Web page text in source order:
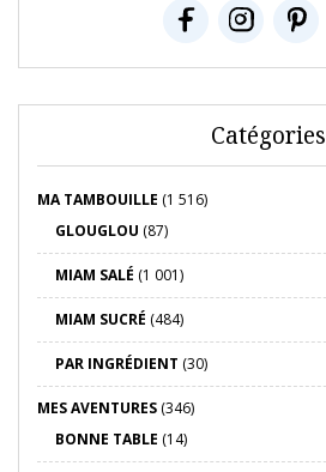
Catégories
MA TAMBOUILLE (1 516)
GLOUGLOU (87)
MIAM SALÉ (1 001)
MIAM SUCRÉ (484)
PAR INGRÉDIENT (30)
MES AVENTURES (346)
BONNE TABLE (14)